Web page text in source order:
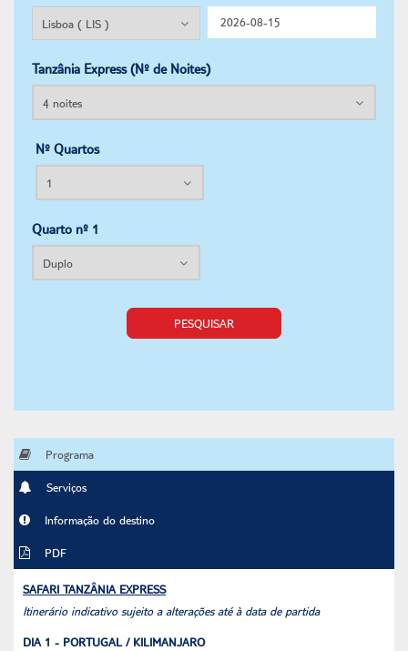
Tanzânia Express (Nº de Noites)
Nº Quartos
Quarto nº 1
PESQUISAR
Programa
Serviços
Informação do destino
PDF
SAFARI TANZÂNIA EXPRESS
Itinerário indicativo sujeito a alterações até à data de partida
DIA 1 - PORTUGAL / KILIMANJARO